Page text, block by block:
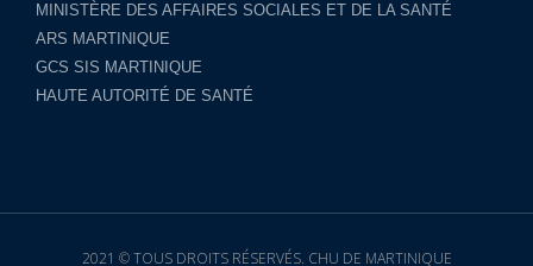
MINISTÈRE DES AFFAIRES SOCIALES ET DE LA SANTÉ
ARS MARTINIQUE
GCS SIS MARTINIQUE
HAUTE AUTORITÉ DE SANTÉ
2021 © TOUS DROITS RÉSERVÉS. CHU DE MARTINIQUE